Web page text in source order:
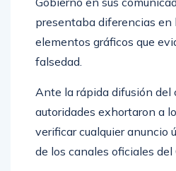
presentaba diferencias
elementos gráficos que
falsedad.
Ante la rápida difusión del
autoridades exhortaron a
verificar cualquier anuncio
de los canales oficiales